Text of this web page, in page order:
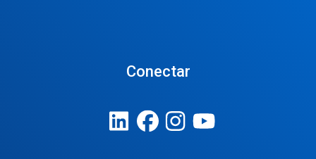
Conectar